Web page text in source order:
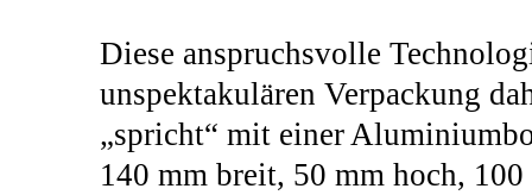
Diese anspruchsvolle
unspektakulären Verpackung
„spricht“ mit einer
140 mm breit, 50 mm hoch,